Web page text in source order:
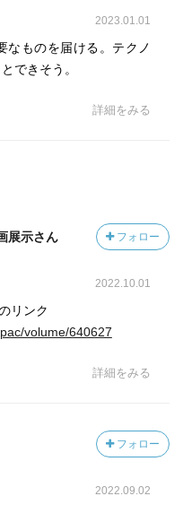
2023.01.01
なものを届ける。テクノ
できそう。
詳細をみる
展示さん フォロー
2022.10.01
リンク
volume/640627
詳細をみる
フォロー
2022.09.02